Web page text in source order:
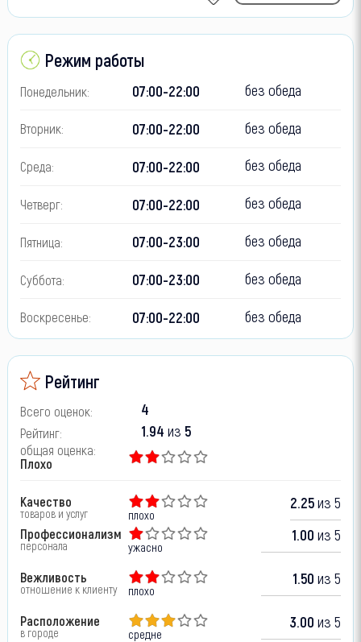
Режим работы
Понедельник: 07:00-22:00 без обеда
Вторник: 07:00-22:00 без обеда
Среда: 07:00-22:00 без обеда
Четверг: 07:00-22:00 без обеда
Пятница: 07:00-23:00 без обеда
Суббота: 07:00-23:00 без обеда
Воскресенье: 07:00-22:00 без обеда
Рейтинг
Всего оценок: 4
Рейтинг: 1.94 из 5
общая оценка:
Плохо
Качество
товаров и услуг плохо
2.25из 5
Профессионализм
персонала ужасно
1.00 из 5
Вежливость
отношение к клиенту плохо
1.50 из 5
Расположение
в городе средне
3.00 из 5